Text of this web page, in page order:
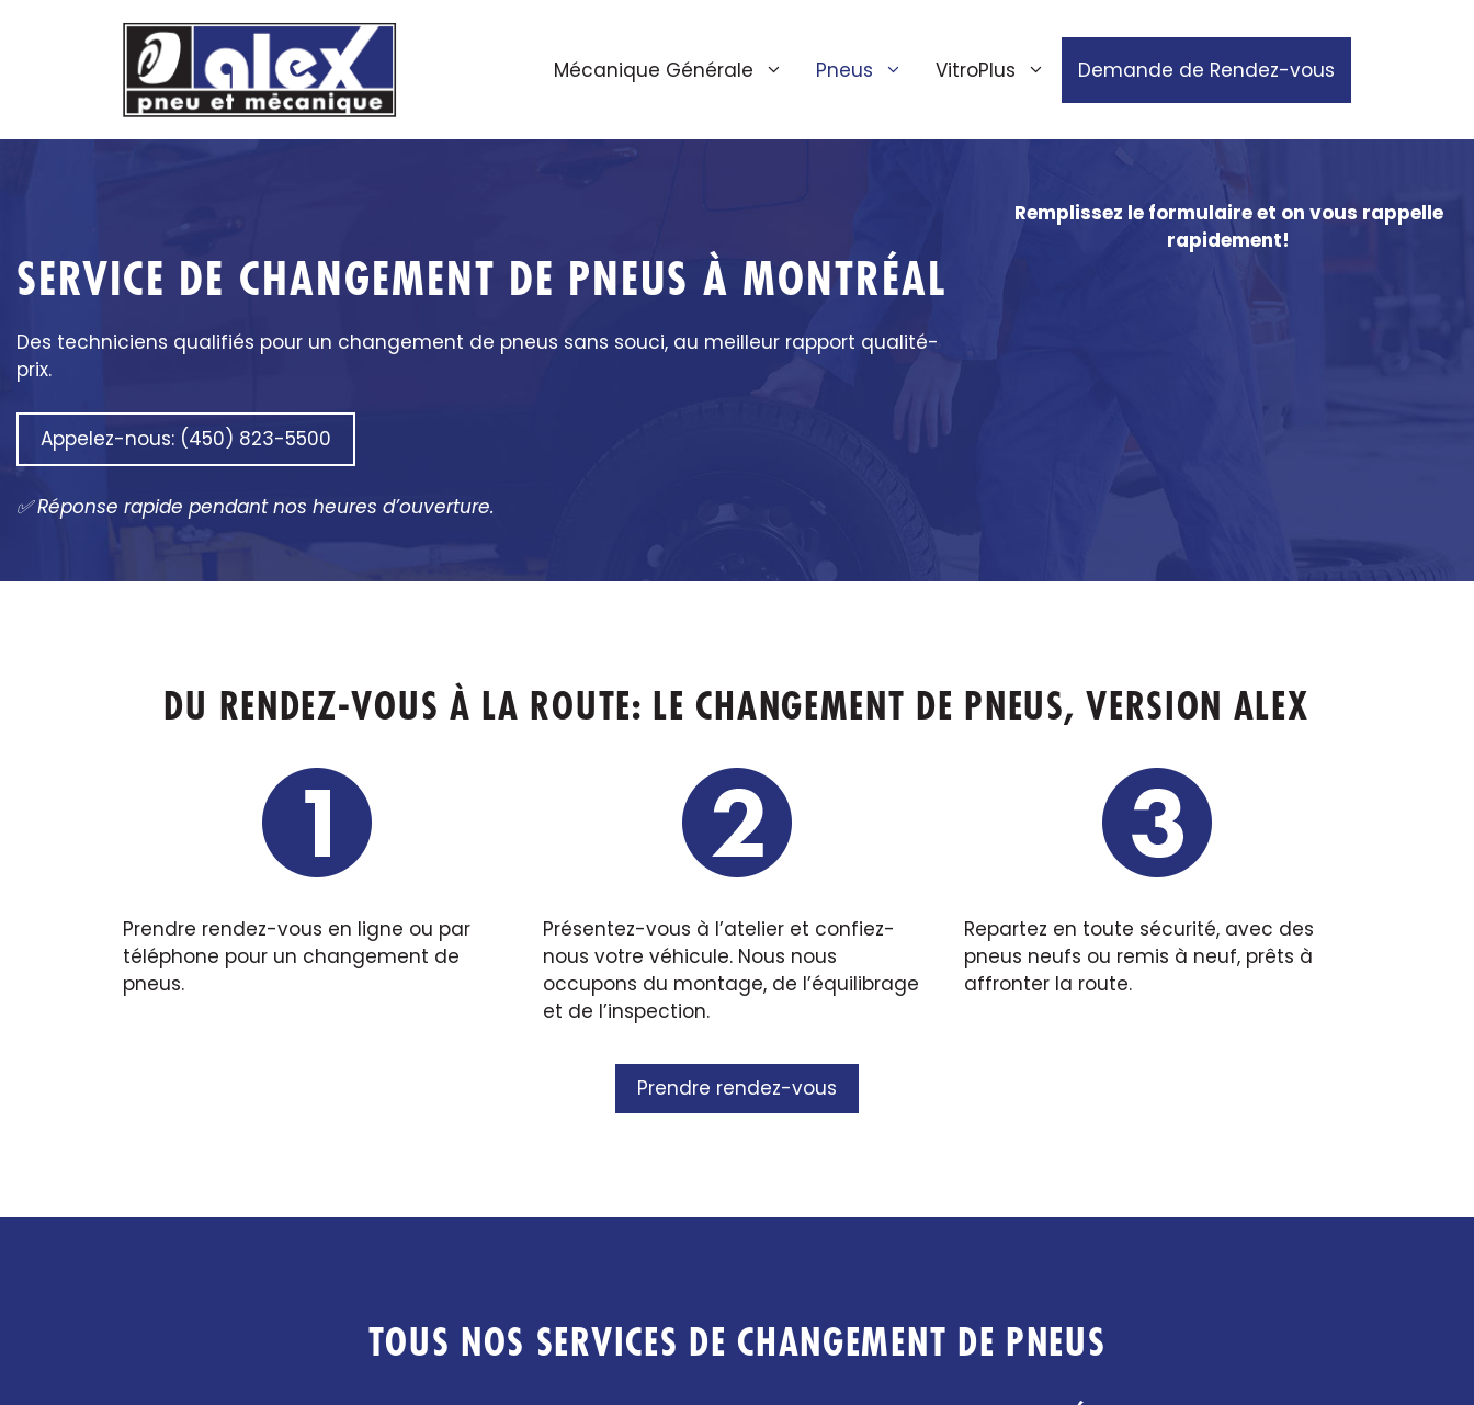
Mécanique Générale Pneus VitroPlus Demande de Rendez-vous
SERVICE DE CHANGEMENT DE PNEUS À MONTRÉAL
Des techniciens qualifiés pour un changement de pneus sans souci, au meilleur rapport qualité-
prix.
Appelez-nous: (450) 823-5500
✅ Réponse rapide pendant nos heures d’ouverture.
Remplissez le formulaire et on vous rappelle
rapidement!
DU RENDEZ-VOUS À LA ROUTE: LE CHANGEMENT DE PNEUS, VERSION ALEX
Prendre rendez-vous en ligne ou par
téléphone pour un changement de
pneus.
Présentez-vous à l’atelier et confiez-
nous votre véhicule. Nous nous
occupons du montage, de l’équilibrage
et de l’inspection.
Repartez en toute sécurité, avec des
pneus neufs ou remis à neuf, prêts à
affronter la route.
Prendre rendez-vous
TOUS NOS SERVICES DE CHANGEMENT DE PNEUS